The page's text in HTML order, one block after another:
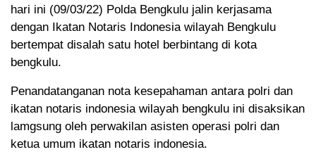
hari ini (09/03/22) Polda Bengkulu jalin kerjasama
dengan Ikatan Notaris Indonesia wilayah Bengkulu
bertempat disalah satu hotel berbintang di kota
bengkulu.
Penandatanganan nota kesepahaman antara polri dan
ikatan notaris indonesia wilayah bengkulu ini disaksikan
lamgsung oleh perwakilan asisten operasi polri dan
ketua umum ikatan notaris indonesia.